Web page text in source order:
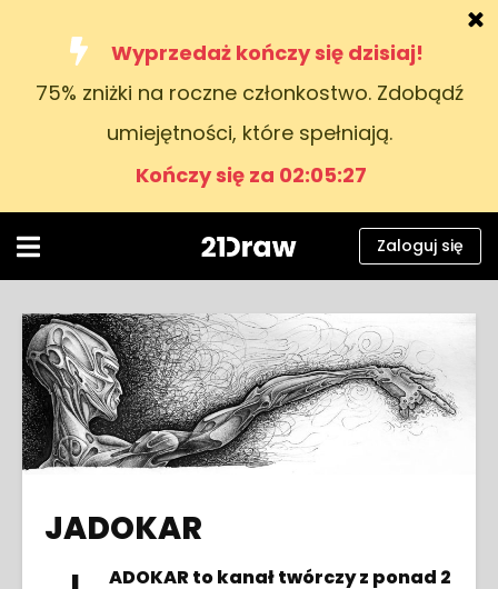
Wyprzedaż kończy się dzisiaj!
75% zniżki na roczne członkostwo. Zdobądź
umiejętności, które spełniają.
Kończy się za 02:05:26
Kursy
O nas
Zaloguj się
Polski
Zaloguj się
JADOKAR
ADOKAR to kanał twórczy z ponad 2